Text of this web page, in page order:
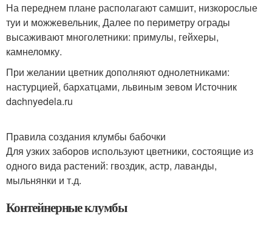
На переднем плане располагают самшит, низкорослые
туи и можжевельник, Далее по периметру ограды
высаживают многолетники: примулы, гейхеры,
камнеломку.
При желании цветник дополняют однолетниками:
настурцией, бархатцами, львиным зевом Источник
dachnyedela.ru
Правила создания клумбы бабочки
Для узких заборов используют цветники, состоящие из
одного вида растений: гвоздик, астр, лаванды,
мыльнянки и т.д.
Контейнерные клумбы